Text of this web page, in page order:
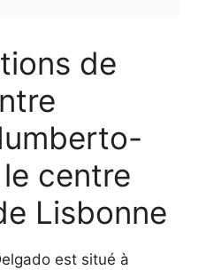
de
centre
Lisbonne
est situé à